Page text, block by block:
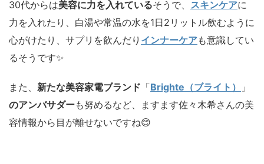
30代からは美容に力を入れているそうで、 スキンケアに
力を入れたり、白湯や常温の水を1日2リットル飲むように
心がけたり、サプリを飲んだり インナーケアも意識してい
るそうです✨
また、 新たな美容家電ブランド 「Brighte（ブライト）
」
のアンバサダーも努めるなど、ますます佐々木希さんの美
容情報から目が離せないですね😊